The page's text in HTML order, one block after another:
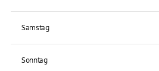
Samstag
Sonntag